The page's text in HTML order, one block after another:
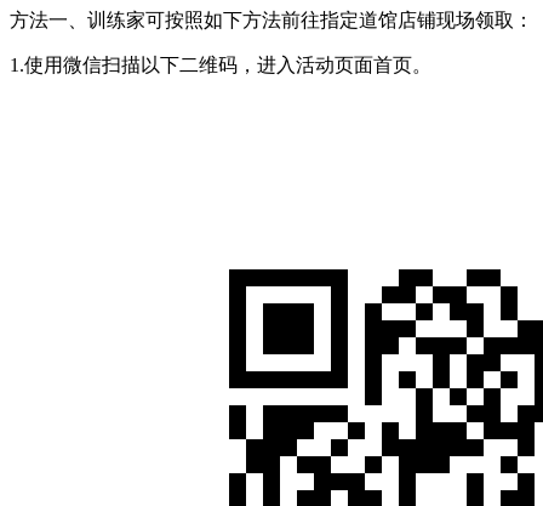
方法一、训练家可按照如下方法前往指定道馆店铺现场领取：
1.使用微信扫描以下二维码，进入活动页面首页。